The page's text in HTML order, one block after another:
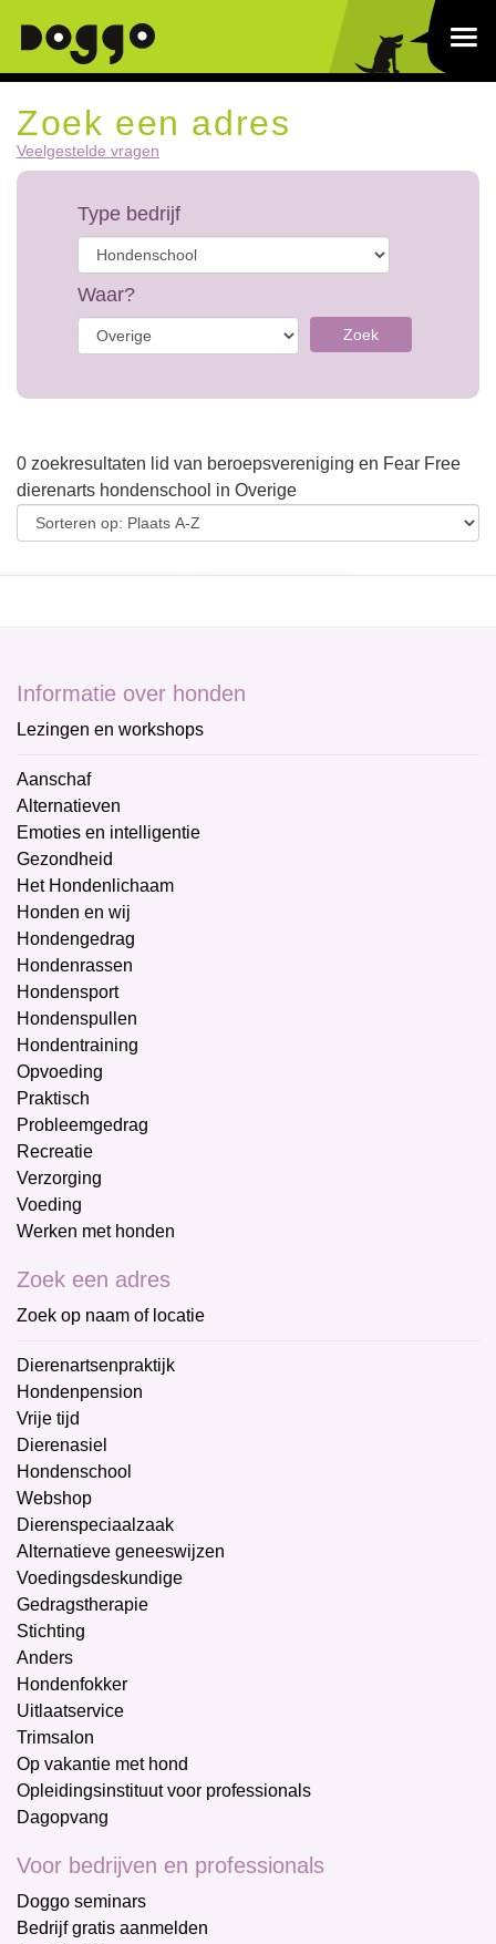
Zoek een adres
Veelgestelde vragen
Type bedrijf
Waar?
Zoek
0 zoekresultaten lid van beroepsvereniging en Fear Free
dierenarts hondenschool in Overige
Informatie over honden
Lezingen en workshops
Aanschaf
Alternatieven
Emoties en intelligentie
Gezondheid
Het Hondenlichaam
Honden en wij
Hondengedrag
Hondenrassen
Hondensport
Hondenspullen
Hondentraining
Opvoeding
Praktisch
Probleemgedrag
Recreatie
Verzorging
Voeding
Werken met honden
Zoek een adres
Zoek op naam of locatie
Dierenartsenpraktijk
Hondenpension
Vrije tijd
Dierenasiel
Hondenschool
Webshop
Dierenspeciaalzaak
Alternatieve geneeswijzen
Voedingsdeskundige
Gedragstherapie
Stichting
Anders
Hondenfokker
Uitlaatservice
Trimsalon
Op vakantie met hond
Opleidingsinstituut voor professionals
Dagopvang
Voor bedrijven en professionals
Doggo seminars
Bedrijf gratis aanmelden